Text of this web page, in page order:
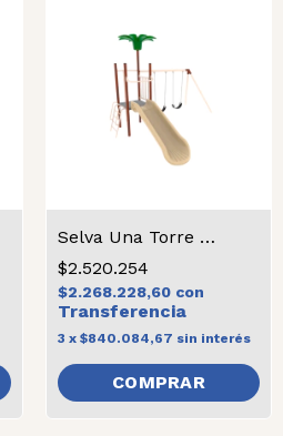
Selva Una Torre Jardín con Pórtico
$2.520.254
$2.268.228,60 con
3 x $840.084,67 sin interés
COMPRAR